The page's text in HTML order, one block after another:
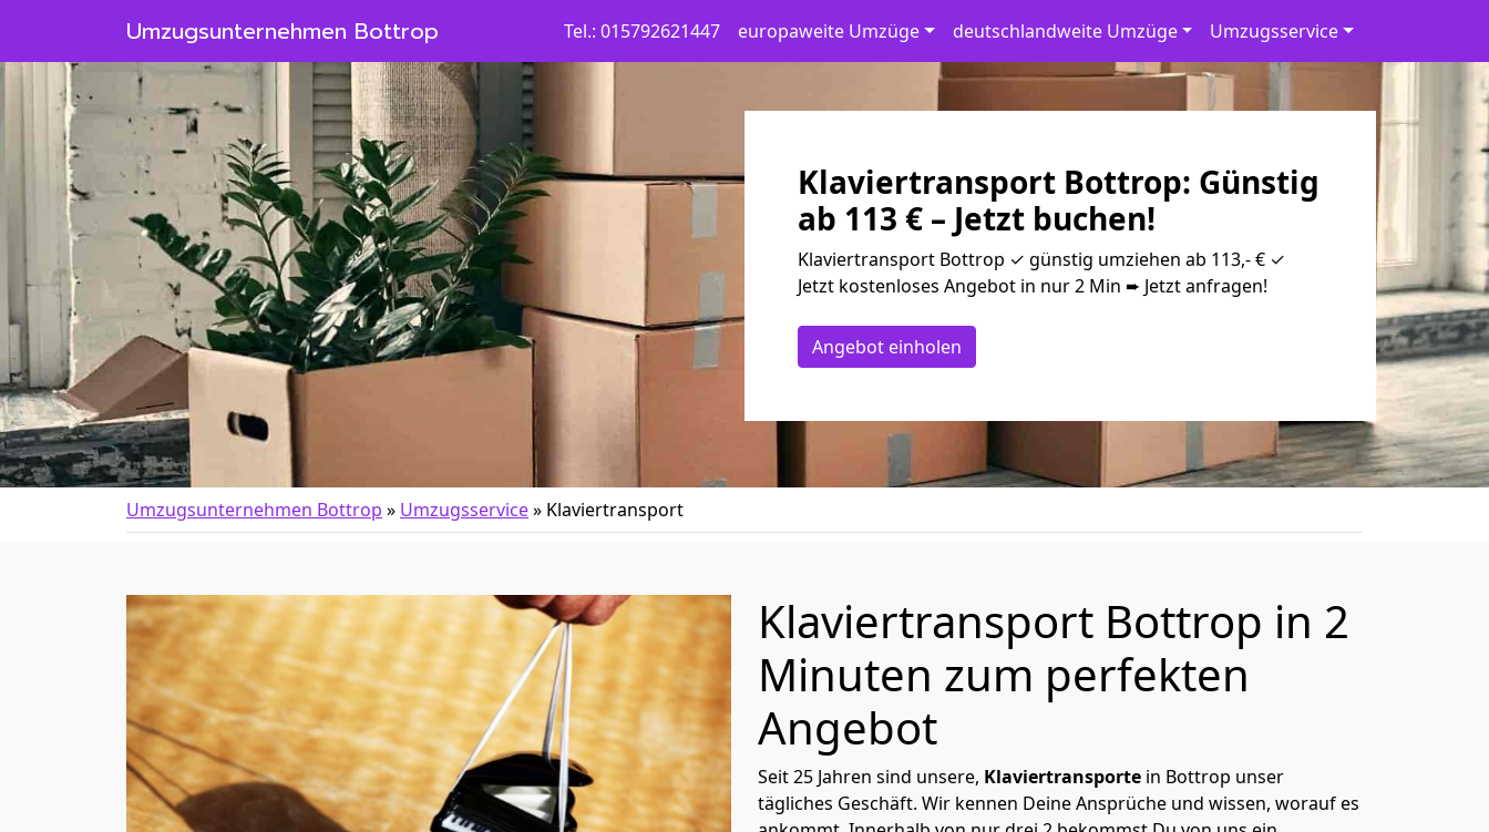
Umzugsunternehmen Bottrop Tel.: 015792621447 europaweite Umzüge deutschlandweite Umzüge Umzugsservice
Klaviertransport Bottrop: Günstig
ab 113 € – Jetzt buchen!
Klaviertransport Bottrop ✓ günstig umziehen ab 113,- € ✓
Jetzt kostenloses Angebot in nur 2 Min ➨ Jetzt anfragen!
Angebot einholen
Umzugsunternehmen Bottrop » Umzugsservice» Klaviertransport
Klaviertransport Bottrop in 2
Minuten zum perfekten
Angebot
Seit 25 Jahren sind unsere, Klaviertransporte in Bottrop unser
tägliches Geschäft. Wir kennen Deine Ansprüche und wissen, worauf es